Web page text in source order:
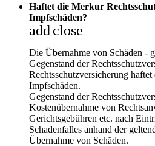
Haftet die Merkur
Impfschäden?
add close
Die Übernahme von Schäden -
Gegenstand der
Rechtsschutzversicherung
Impfschäden.
Gegenstand der
Kostenübernahme von
Gerichtsgebühren etc. nach
Schadenfalles anhand der
Übernahme von Schäden.